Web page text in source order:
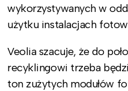
wykorzystywanych w
użytku instalacjach
Veolia szacuje, że do
recyklingowi trzeba
ton zużytych modułów